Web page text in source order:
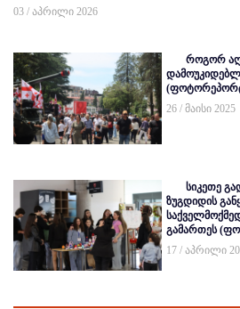
03 / აპრილი 2026
როგორ
26 / მაისი 2025
სიკეთე
ზუგდიდის
გამართეს
17 / აპრილი